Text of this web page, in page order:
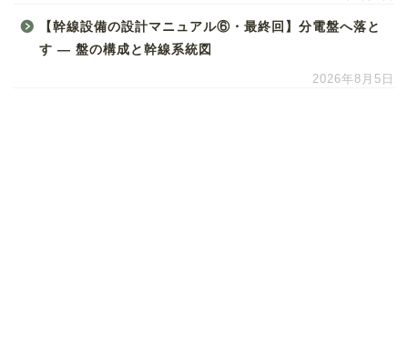
【幹線設備の設計マニュアル⑥・最終回】分電盤へ落と
す ― 盤の構成と幹線系統図
2026年8月5日